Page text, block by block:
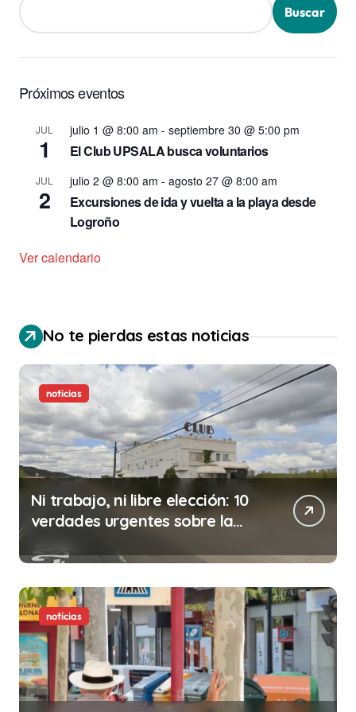
Buscar
Próximos eventos
JUL
1
julio 1 @ 8:00 am - septiembre 30 @ 5:00 pm
El Club UPSALA busca voluntarios
JUL
2
julio 2 @ 8:00 am - agosto 27 @ 8:00 am
Excursiones de ida y vuelta a la playa desde
Logroño
Ver calendario
No te pierdas estas noticias
noticias
Ni trabajo, ni libre elección: 10
verdades urgentes sobre la
noticias